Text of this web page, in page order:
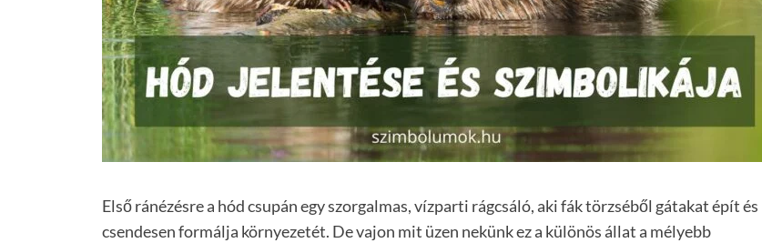
Első ránézésre a hód csupán egy szorgalmas, vízparti rágcsáló, aki fák törzséből gátakat épít és
csendesen formálja környezetét. De vajon mit üzen nekünk ez a különös állat a mélyebb